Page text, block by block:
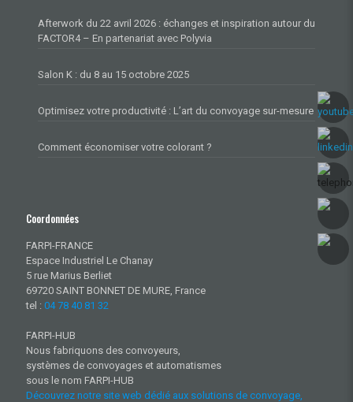
Afterwork du 22 avril 2026 : échanges et inspiration autour du
FACTOR4 – En partenariat avec Polyvia
Salon K : du 8 au 15 octobre 2025
Optimisez votre productivité : L’art du convoyage sur-mesure
Comment économiser votre colorant ?
Coordonnées
FARPI-FRANCE
Espace Industriel Le Chanay
5 rue Marius Berliet
69720 SAINT BONNET DE MURE, France
tel : 04 78 40 81 32
FARPI-HUB
Nous fabriquons des convoyeurs,
systèmes de convoyages et automatismes
sous le nom FARPI-HUB
Découvrez notre site web dédié aux solutions de convoyage,